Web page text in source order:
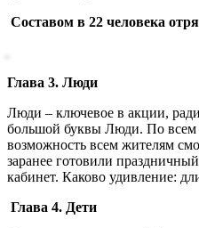
Составом в 22 человека
Глава 3. Люди
Люди – ключевое в акции,
большой буквы Люди. По всем
возможность всем жителям
заранее готовили
кабинет. Каково удивление:
Глава 4. Дети